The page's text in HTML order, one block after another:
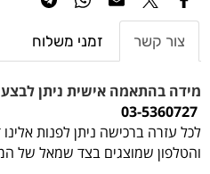
צור קשר זמני משלוח
מידה בהתאמה אישית ניתן לבצע
03-5360727
לכל עזרה ברכישה ניתן לפנות
והטלפון שמוצגים בצד שמאל של